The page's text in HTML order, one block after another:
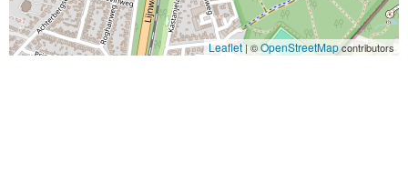
Leaflet| ©OpenStreetMapcontributors